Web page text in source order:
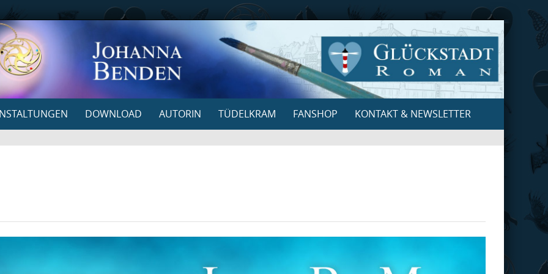
DOWNLOAD AUTORIN TÜDELKRAM FANSHOP KONTAKT & NEWSLETTER